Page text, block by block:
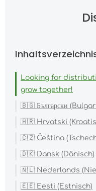
Looking for
grow together!
🇧🇬 Български
🇭🇷 Hrvatski
🇨🇿 Čeština
🇩🇰 Dansk (Dänisch)
🇳🇱 Nederlands
🇪🇪 Eesti (Estnisch)